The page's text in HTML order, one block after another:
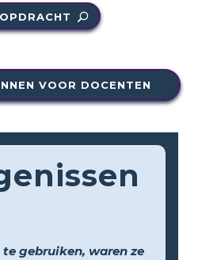
VOOR DOCENTEN
gebruiken, waren ze